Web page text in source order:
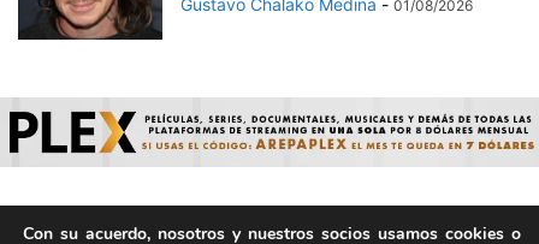
Gustavo Chalako Medina - 01/08/2026
Con su acuerdo, nosotros y nuestros socios usamos cookies o